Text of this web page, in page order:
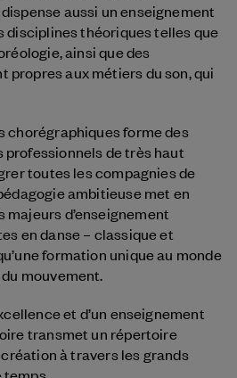
aussi un enseignement
disciplines théoriques telles que
ainsi que des
propres aux métiers du son, qui
chorégraphiques forme des
professionnels de très haut
toutes les compagnies de
ambitieuse met en
d’enseignement
en danse – classique et
formation unique au monde
mouvement.
et d’un enseignement
transmet un répertoire
à travers les grands